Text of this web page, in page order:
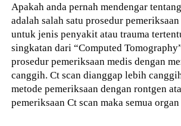
Apakah anda pernah mendengar
adalah salah satu prosedur
untuk jenis penyakit atau trauma
singkatan dari “Computed
prosedur pemeriksaan medis dengan
canggih. Ct scan dianggap lebih
metode pemeriksaan dengan rontgen
pemeriksaan Ct scan maka semua